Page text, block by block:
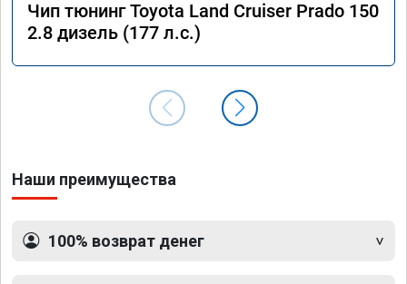
Чип тюнинг Toyota Land Cruiser Prado 150
2.8 дизель (177 л.с.)
Наши преимущества
100% возврат денег